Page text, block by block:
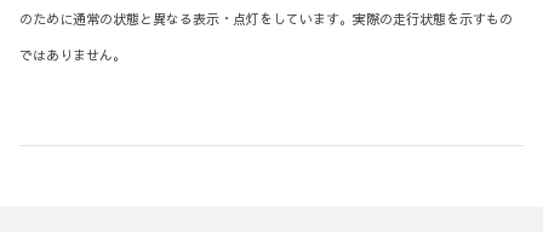
のために通常の状態と異なる表示・点灯をしています。実際の走行状態を示すもの
ではありません。